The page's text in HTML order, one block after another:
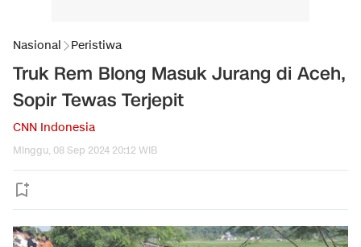
Nasional Peristiwa
Truk Rem Blong Masuk Jurang di Aceh,
Sopir Tewas Terjepit
CNN Indonesia
Minggu, 08 Sep 2024 20:12 WIB